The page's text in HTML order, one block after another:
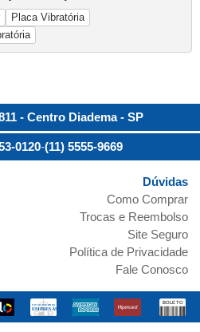
Placa Vibratória
- Centro Diadema- SP
0120-(11) 5555-9669
Dúvidas
Como Comprar
Trocas e Reembolso
Site Seguro
Política de Privacidade
Fale Conosco